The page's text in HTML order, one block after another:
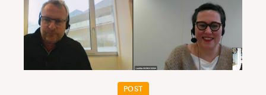
POST